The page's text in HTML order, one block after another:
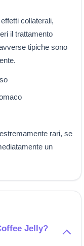
collaterali,
il trattamento
tipiche sono
rari, se
un
Jelly?